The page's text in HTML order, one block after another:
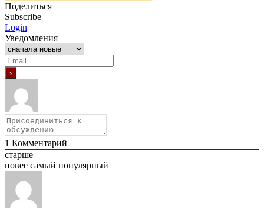
Поделиться
Subscribe
Login
Уведомления
1 Комментарий
старше
новее самый популярный